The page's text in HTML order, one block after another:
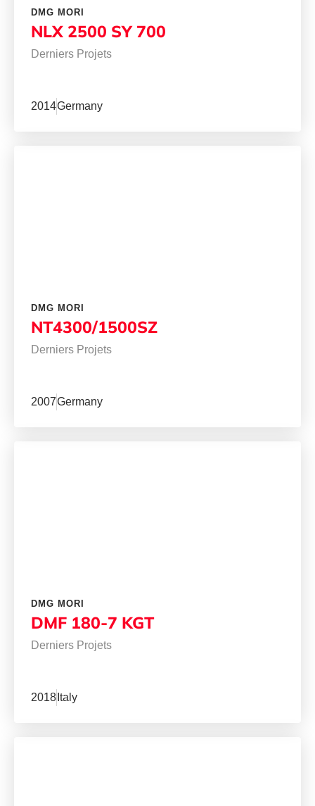
DMG MORI
NLX 2500 SY 700
Derniers Projets
2014Germany
DMG MORI
NT4300/1500SZ
Derniers Projets
2007Germany
DMG MORI
DMF 180-7 KGT
Derniers Projets
2018 Italy